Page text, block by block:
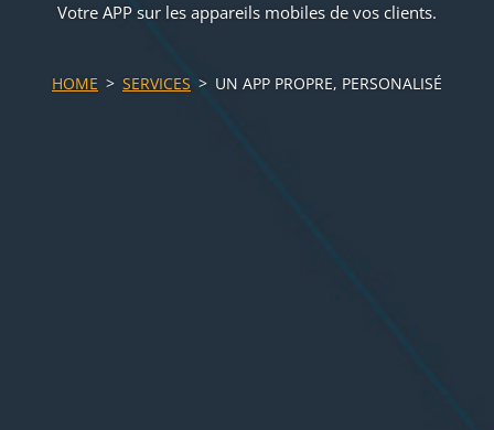
Votre APP sur les appareils mobiles de vos clients.
HOME SERVICES UN APP PROPRE, PERSONALISÉ